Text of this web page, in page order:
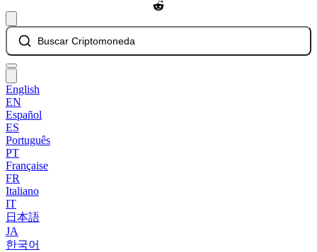
Buscar Criptomoneda
English
EN
Español
ES
Português
PT
Française
FR
Italiano
IT
日本語
JA
한국어